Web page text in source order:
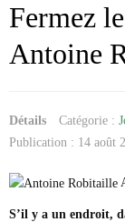
Fermez
Antoine
Détails Catégorie :
Publication : 14 août
S’il y a un endroit,